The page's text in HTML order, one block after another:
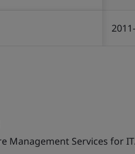
Management Services for